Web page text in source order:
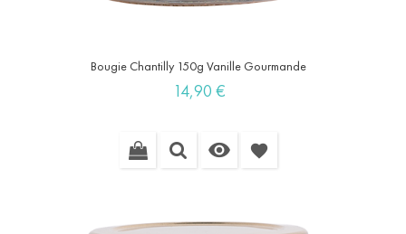
Bougie Chantilly 150g Vanille Gourmande
Prix
14,90 €
 favorite